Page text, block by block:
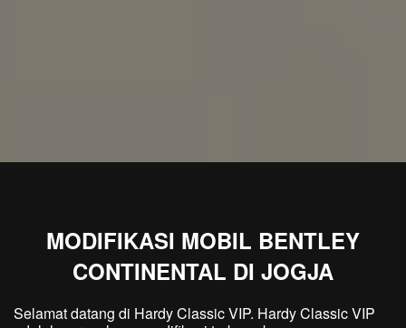
MODIFIKASI MOBIL BENTLEY
CONTINENTAL DI JOGJA
Selamat datang di Hardy Classic VIP. Hardy Classic VIP